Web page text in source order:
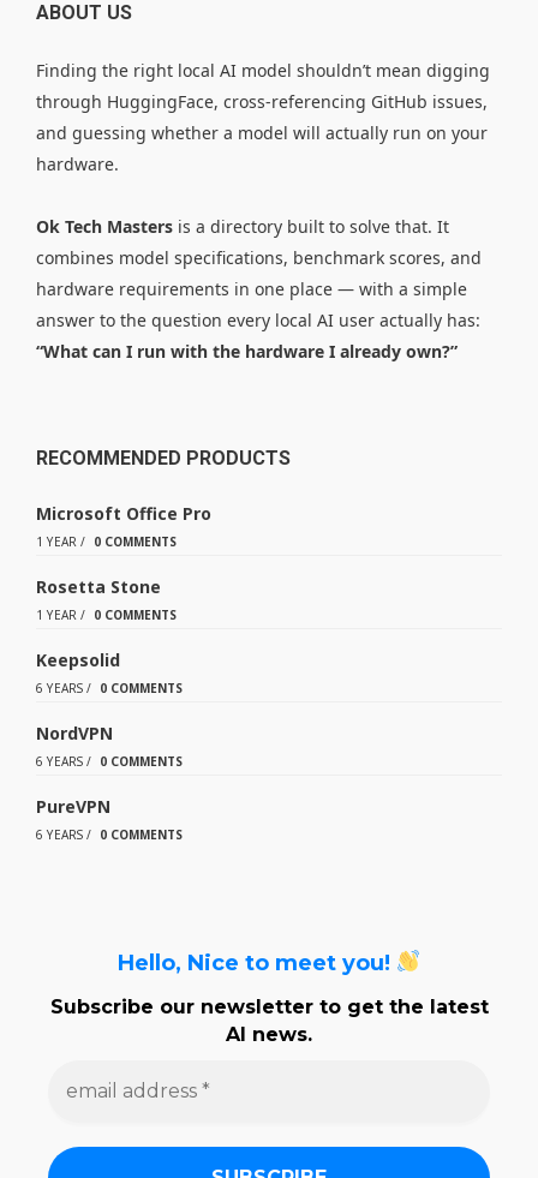
ABOUT US
Finding the right local AI model shouldn’t mean digging
through HuggingFace, cross-referencing GitHub issues,
and guessing whether a model will actually run on your
hardware.
Ok Tech Masters is a directory built to solve that. It
combines model specifications, benchmark scores, and
hardware requirements in one place — with a simple
answer to the question every local AI user actually has:
“What can I run with the hardware I already own?”
RECOMMENDED PRODUCTS
Microsoft Office Pro
1 YEAR / 0 COMMENTS
Rosetta Stone
1 YEAR / 0 COMMENTS
Keepsolid
6 YEARS / 0 COMMENTS
NordVPN
6 YEARS / 0 COMMENTS
PureVPN
6 YEARS / 0 COMMENTS
Hello, Nice to meet you!
Subscribe our newsletter to get the latest
AI news.